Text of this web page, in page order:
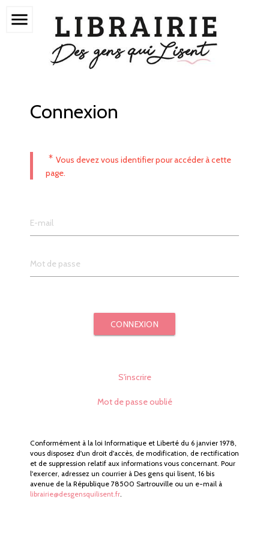
menu
Connexion
* Vous devez vous identifier pour accéder à cette
page.
CONNEXION
S'inscrire
Mot de passe oublié
Conformément à la loi Informatique et Liberté du 6 janvier 1978,
vous disposez d'un droit d'accès, de modification, de rectification
et de suppression relatif aux informations vous concernant. Pour
l'exercer, adressez un courrier à Des gens qui lisent, 16 bis
avenue de la République 78500 Sartrouville ou un e-mail à
librairie@desgensquilisent.fr